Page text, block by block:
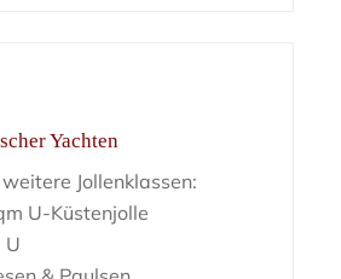
Yachten
weitere Jollenklassen:
U-Küstenjolle
U